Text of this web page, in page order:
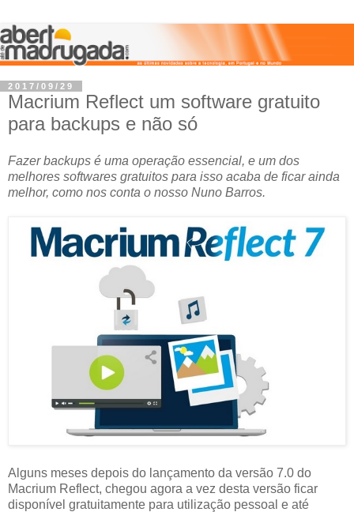
2017/09/29
Macrium Reflect um software gratuito
para backups e não só
Fazer backups é uma operação essencial, e um dos
melhores softwares gratuitos para isso acaba de ficar ainda
melhor, como nos conta o nosso Nuno Barros.
Alguns meses depois do lançamento da versão 7.0 do
Macrium Reflect, chegou agora a vez desta versão ficar
disponível gratuitamente para utilização pessoal e até